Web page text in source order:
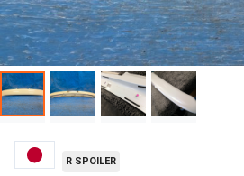
R SPOILER